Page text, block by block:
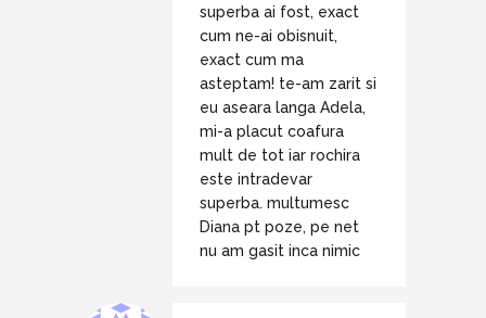
superba ai fost, exact
cum ne-ai obisnuit,
exact cum ma
asteptam! te-am zarit si
eu aseara langa Adela,
mi-a placut coafura
mult de tot iar rochira
este intradevar
superba. multumesc
Diana pt poze, pe net
nu am gasit inca nimic